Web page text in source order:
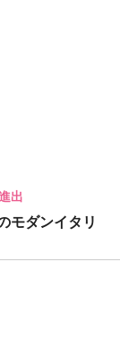
出
モダンイタリ